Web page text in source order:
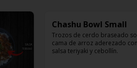
Chashu Bowl Small
Trozos de cerdo braseado
cama de arroz aderezado con
salsa teriyaki y cebollín.